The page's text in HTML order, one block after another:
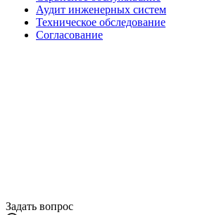
Аудит инженерных систем
Техническое обследование
Согласование
Задать вопрос